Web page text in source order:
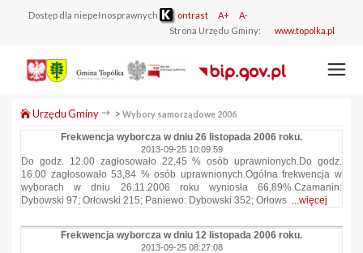
Dostęp dla niepełnosprawnych ontrast A+
A-
Strona Urzędu Gminy:
www.topolka.pl
Urzędu Gminy > Wybory samorządowe 2006
Frekwencja wyborcza w dniu 26 listopada 2006 roku.
2013-09-25 10:09:59
Do godz. 12.00 zagłosowało 22,45 % osób uprawnionych.Do godz.
16.00 zagłosowało 53,84 % osób uprawnionych.Ogólna frekwencja w
wyborach w dniu 26.11.2006 roku wyniosła 66,89%.Czamanin:
Dybowski 97; Orłowski 215; Paniewo: Dybowski 352; Orłows ...więcej
Frekwencja wyborcza w dniu 12 listopada 2006 roku.
2013-09-25 08:27:08